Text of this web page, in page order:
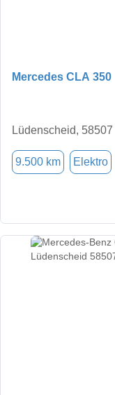
Mercedes CLA 350
Lüdenscheid, 58507
9.500 km Elektro